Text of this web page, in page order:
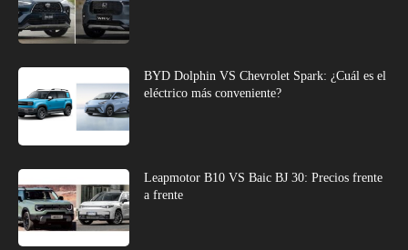
BYD Dolphin VS Chevrolet Spark: ¿Cuál es el
eléctrico más conveniente?
Leapmotor B10 VS Baic BJ 30: Precios frente
a frente